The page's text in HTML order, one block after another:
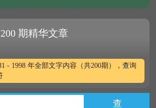
期精华文章
- 1998 年全部文字内容（共200期），查询
查